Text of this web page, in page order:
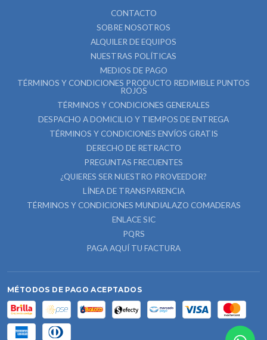
CONTACTO
SOBRE NOSOTROS
ALQUILER DE EQUIPOS
NUESTRAS POLÍTICAS
MEDIOS DE PAGO
TÉRMINOS Y CONDICIONES PRODUCTO REDIMIBLE PUNTOS
ROJOS
TÉRMINOS Y CONDICIONES GENERALES
DESPACHO A DOMICILIO Y TIEMPOS DE ENTREGA
TÉRMINOS Y CONDICIONES ENVÍOS GRATIS
DERECHO DE RETRACTO
PREGUNTAS FRECUENTES
¿QUIERES SER NUESTRO PROVEEDOR?
LÍNEA DE TRANSPARENCIA
TÉRMINOS Y CONDICIONES MUNDIALAZO COMADERAS
ENLACE SIC
PQRS
PAGA AQUÍ TU FACTURA
MÉTODOS DE PAGO ACEPTADOS